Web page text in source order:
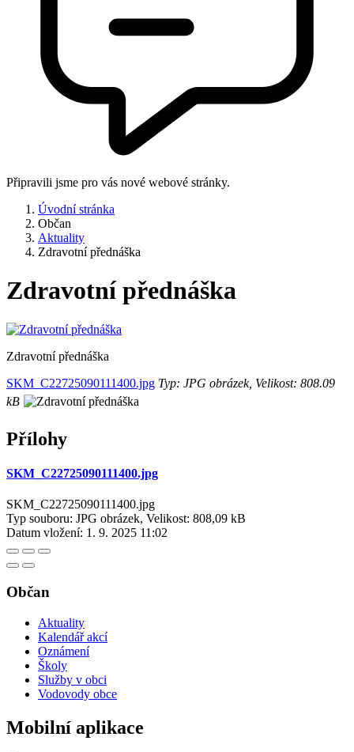
Připravili jsme pro vás nové webové stránky.
Úvodní stránka
Občan
Aktuality
Zdravotní přednáška
Zdravotní přednáška
Zdravotní přednáška
SKM_C22725090111400.jpg Typ: JPG obrázek, Velikost: 808.09
kB
Přílohy
SKM_C22725090111400.jpg
SKM_C22725090111400.jpg
Typ souboru: JPG obrázek, Velikost: 808,09 kB
Datum vložení: 1. 9. 2025 11:02
Občan
Aktuality
Kalendář akcí
Oznámení
Školy
Služby v obci
Vodovody obce
Mobilní aplikace